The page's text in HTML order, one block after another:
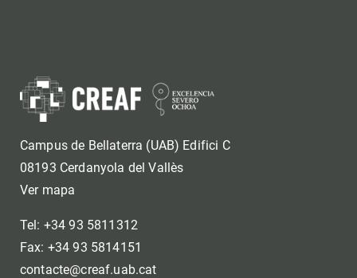
Campus de Bellaterra (UAB) Edifici C
08193 Cerdanyola del Vallès
Ver mapa
Tel: +34 93 5811312
Fax: +34 93 5814151
contacte@creaf.uab.cat